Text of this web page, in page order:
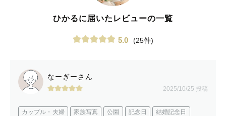
ひかるに届いたレビューの一覧
5.0 (25件)
なーぎーさん
2025/10/25 投稿
カップル・夫婦 家族写真 公園 記念日 結婚記念日